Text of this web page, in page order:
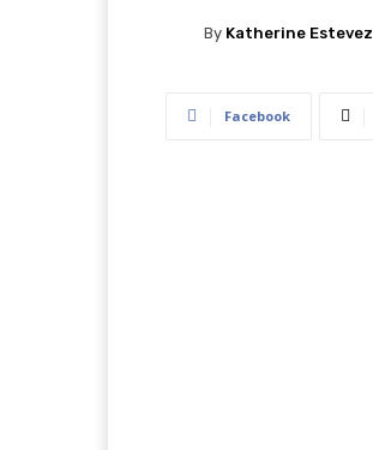
By Katherine Estevez
Facebook